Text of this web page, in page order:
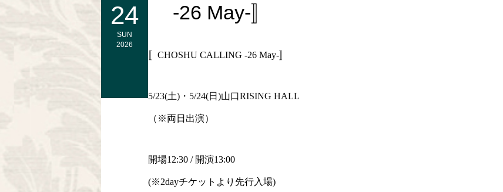
-26 May-〛
24
SUN
2026
〚CHOSHU CALLING -26 May-〛
5/23(土)・5/24(日)山口RISING HALL
（※両日出演）
開場12:30 / 開演13:00
(※2dayチケットより先行入場)